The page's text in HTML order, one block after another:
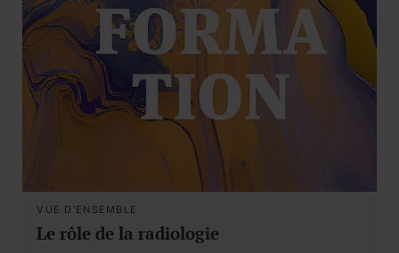
VUE D'ENSEMBLE
Le rôle de la radiologie